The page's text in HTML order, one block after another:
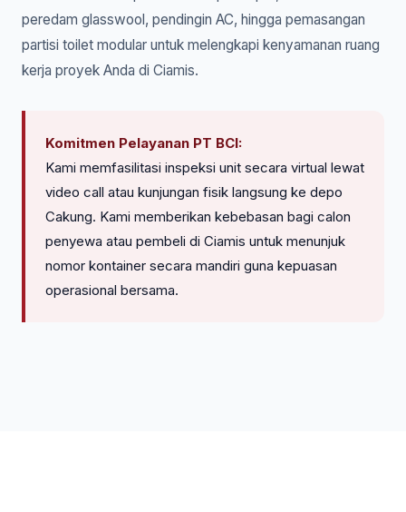
peredam glasswool, pendingin AC, hingga pemasangan
partisi toilet modular untuk melengkapi kenyamanan ruang
kerja proyek Anda di Ciamis.
Komitmen Pelayanan PT BCI:
Kami memfasilitasi inspeksi unit secara virtual lewat
video call atau kunjungan fisik langsung ke depo
Cakung. Kami memberikan kebebasan bagi calon
penyewa atau pembeli di Ciamis untuk menunjuk
nomor kontainer secara mandiri guna kepuasan
operasional bersama.